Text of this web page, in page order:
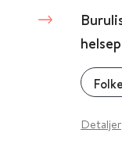
Detaljer